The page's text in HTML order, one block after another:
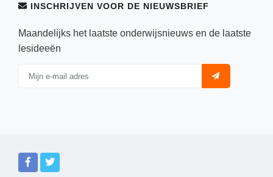
INSCHRIJVEN VOOR DE NIEUWSBRIEF
Maandelijks het laatste onderwijsnieuws en de laatste
lesideeën